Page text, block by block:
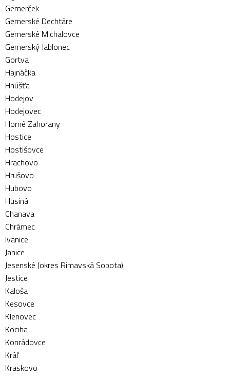
Gemerček
Gemerské Dechtáre
Gemerské Michalovce
Gemerský Jablonec
Gortva
Hajnáčka
Hnúšťa
Hodejov
Hodejovec
Horné Zahorany
Hostice
Hostišovce
Hrachovo
Hrušovo
Hubovo
Husiná
Chanava
Chrámec
Ivanice
Janice
Jesenské (okres Rimavská Sobota)
Jestice
Kaloša
Kesovce
Klenovec
Kociha
Konrádovce
Kráľ
Kraskovo